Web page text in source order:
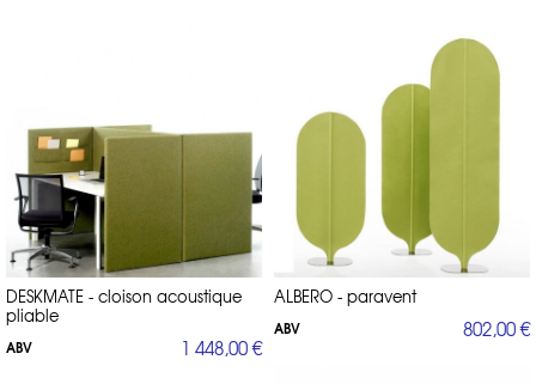
DESKMATE - cloison acoustique
pliable
ABV 1 448,00 €
ALBERO - paravent
ABV 802,00 €